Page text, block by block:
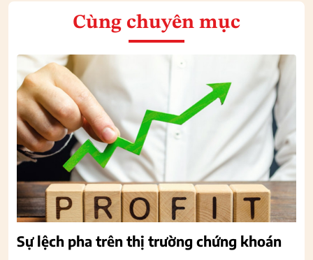
Cùng chuyên mục
Sự lệch pha trên thị trường chứng khoán